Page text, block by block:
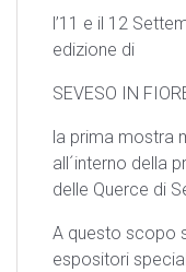
l’11 e il 12
edizione di
SEVESO IN
la prima mostra
all´interno della
delle Querce di
A questo scopo
espositori